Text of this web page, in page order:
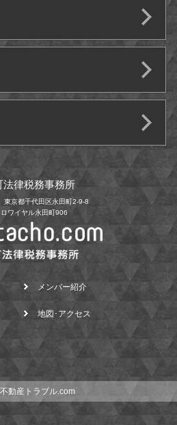
法律税務事務所
京都千代田区永田町2-9-8
ワイヤル永田町906
メンバー紹介
地図･アクセス
動産トラブル.com